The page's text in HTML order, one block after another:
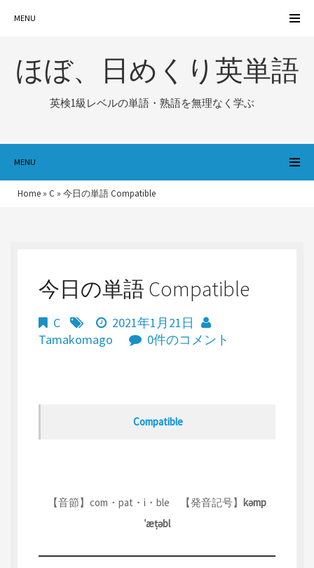
MENU
ほぼ、日めくり英単語
英検1級レベルの単語・熟語を無理なく学ぶ
MENU
Home » C » 今日の単語 Compatible
今日の単語 Compatible
C
2021年1月21日
Tamakomago
0件のコメント
Compatible
【音節】com・pat・i・ble 【発音記号】 kəmp
ˈæṭəbl